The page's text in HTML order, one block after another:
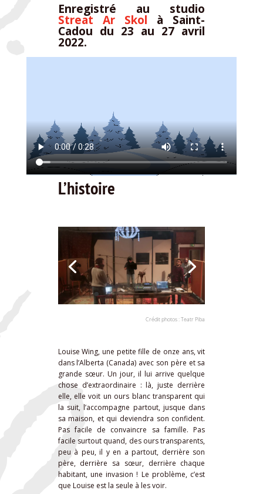
Enregistré au studio
Streat Ar Skol à Saint-
Cadou du 23 au 27 avril
2022.
L’histoire
Crédit photos : Teatr Piba
Louise Wing, une petite fille de onze ans, vit
dans l’Alberta (Canada) avec son père et sa
grande sœur. Un jour, il lui arrive quelque
chose d’extraordinaire : là, juste derrière
elle, elle voit un ours blanc transparent qui
la suit, l’accompagne partout, jusque dans
sa maison, et qui deviendra son confident.
Pas facile de convaincre sa famille. Pas
facile surtout quand, des ours transparents,
peu à peu, il y en a partout, derrière son
père, derrière sa sœur, derrière chaque
habitant, une invasion ! Le problème, c’est
que Louise est la seule à les voir.